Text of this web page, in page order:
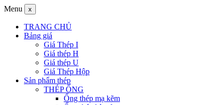
Menu x
TRANG CHỦ
Bảng giá
Giá Thép I
Giá thép H
Giá thép U
Giá Thép Hộp
Sản phẩm thép
THÉP ỐNG
Ống thép mạ kẽm